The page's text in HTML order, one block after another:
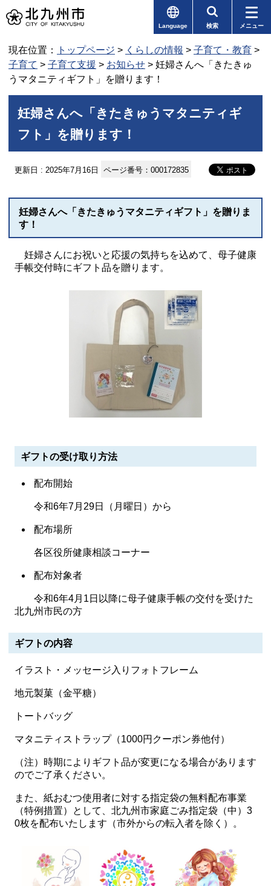
Language 検索 メニュー
現在位置： トップページ > くらしの情報 > 子育て・教育 >
子育て > 子育て支援 > お知らせ > 妊婦さんへ「きたきゅ
うマタニティギフト」を贈ります！
妊婦さんへ「きたきゅうマタニティギ
フト」を贈ります！
更新日 : 2025年7月16日 ページ番号：000172835
妊婦さんへ「きたきゅうマタニティギフト」を贈りま
す！
妊婦さんにお祝いと応援の気持ちを込めて、母子健康
手帳交付時にギフト品を贈ります。
ギフトの受け取り方法
配布開始
令和6年7月29日（月曜日）から
配布場所
各区役所健康相談コーナー
配布対象者
令和6年4月1日以降に母子健康手帳の交付を受けた
北九州市民の方
ギフトの内容
イラスト・メッセージ入りフォトフレーム
地元製菓（金平糖）
トートバッグ
マタニティストラップ（1000円クーポン券他付）
（注）時期によりギフト品が変更になる場合があります
のでご了承ください。
また、紙おむつ使用者に対する指定袋の無料配布事業
（特例措置）として、北九州市家庭ごみ指定袋（中）3
0枚を配布いたします（市外からの転入者を除く）。